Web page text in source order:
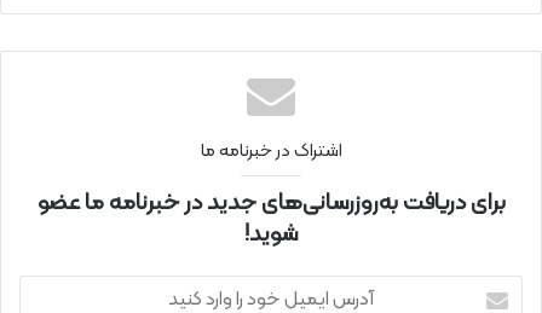
نتی
اشتراک در خبرنامه ما
برای دریافت به‌روزرسانی‌های جدید در خبرنامه ما عضو
شوید!